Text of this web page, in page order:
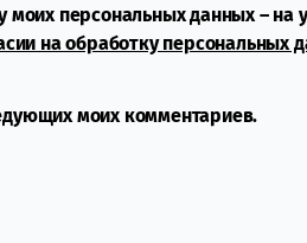
моих персональных данных – на
на обработку персональных
моих комментариев.